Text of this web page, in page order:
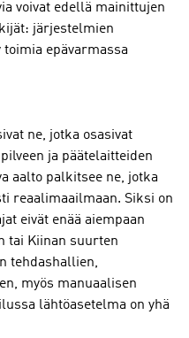
voivat edellä mainittujen
järjestelmien
epävarmassa
ne, jotka osasivat
ja päätelaitteiden
aalto palkitsee ne, jotka
reaalimaailmaan. Siksi on
eivät enää aiempaan
tai Kiinan suurten
tehdashallien,
myös manuaalisen
lähtöasetelma on yhä